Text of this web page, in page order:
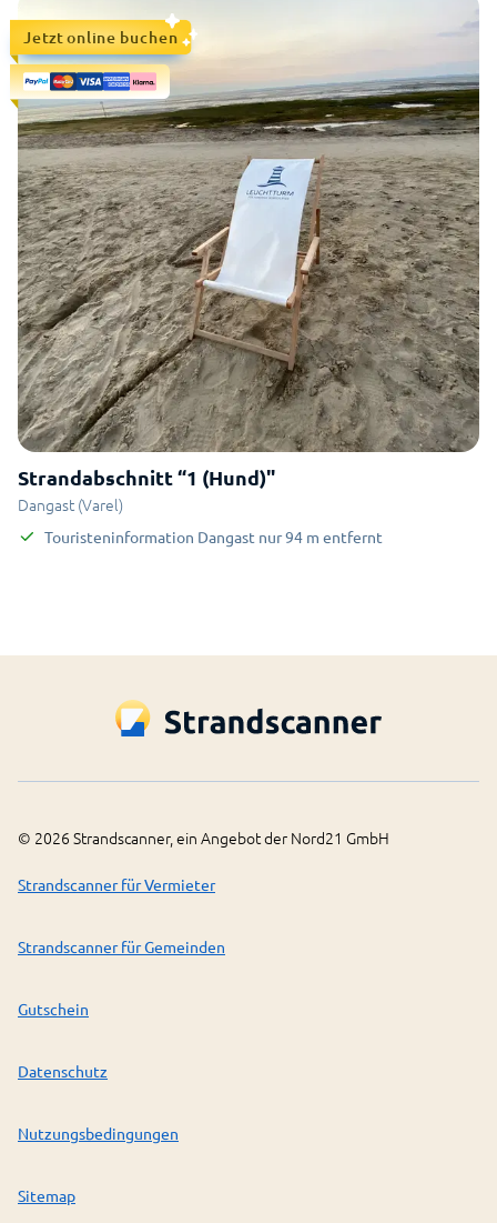
Strandabschnitt “1 (Hund)"
Dangast (Varel)
Jetzt online buchen
Touristeninformation Dangast nur94 m entfernt
© 2026 Strandscanner, ein Angebot der Nord21 GmbH
Strandscanner für Vermieter
Strandscanner für Gemeinden
Gutschein
Datenschutz
Nutzungsbedingungen
Sitemap